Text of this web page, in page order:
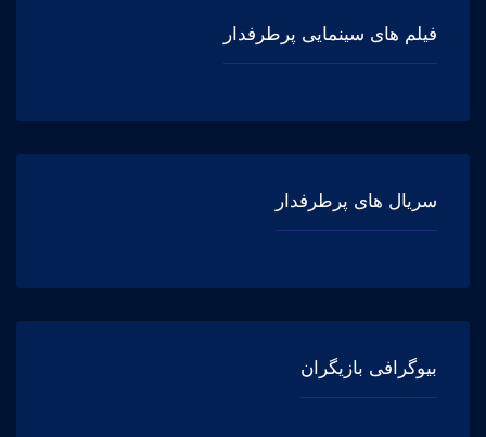
فیلم های سینمایی پرطرفدار
سریال های پرطرفدار
بیوگرافی بازیگران